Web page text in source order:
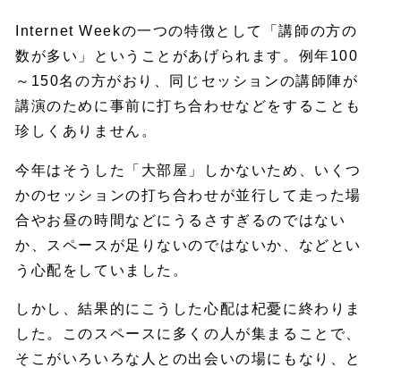
Internet Weekの一つの特徴として「講師の方の
数が多い」ということがあげられます。例年100
～150名の方がおり、同じセッションの講師陣が
講演のために事前に打ち合わせなどをすることも
珍しくありません。
今年はそうした「大部屋」しかないため、いくつ
かのセッションの打ち合わせが並行して走った場
合やお昼の時間などにうるさすぎるのではない
か、スペースが足りないのではないか、などとい
う心配をしていました。
しかし、結果的にこうした心配は杞憂に終わりま
した。このスペースに多くの人が集まることで、
そこがいろいろな人との出会いの場にもなり、と